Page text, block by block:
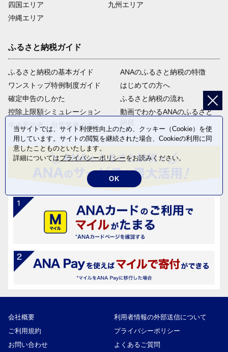
四国エリア
沖縄エリア
九州エリア
ふるさと納税ガイド
ふるさと納税の基本ガイド
ワンストップ特例制度ガイド
確定申告のしかた
控除上限額シミュレーション
年金受給者・自営業者の方へ
ANAのふるさと納税の特徴
はじめての方へ
ふるさと納税の流れ
動画でわかるANAのふるさと
会社概要
利用者情報の外部送信について
ご利用規約
プライバシーポリシー
お問い合わせ
よくあるご質問
当サイトでは、サイト利便性向上のため、クッキー（Cookie）を使
用しています。サイトの閲覧を継続された場合、Cookieの利用に同
意したことものといたします。
詳細についてはプライバシーポリシーをお読みください。
OK